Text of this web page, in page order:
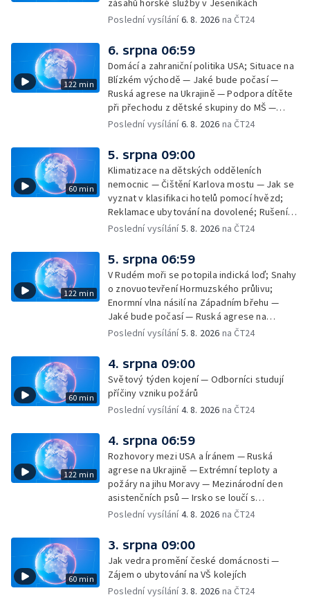
Poslední vysílání6. 8. 2026 na ČT24
122 min
6. srpna 06:59
Domácí a zahraniční politika USA; Situace na
Blízkém východě — Jaké bude počasí —
Ruská agrese na Ukrajině — Podpora dítěte
při přechodu z dětské skupiny do MŠ —
Filmové premiéry týdne — Dvě deci tuše v
rakovinu prsu
Poslední vysílání6. 8. 2026 na ČT24
60 min
5. srpna 09:00
Klimatizace na dětských odděleních
nemocnic — Čištění Karlova mostu — Jak se
vyznat v klasifikaci hotelů pomocí hvězd;
Reklamace ubytování na dovolené; Rušení
dovolené kvůli přírodním živlům; Práva
na dovolené v zahraničí; Platby a výběry na
dovolené v zahraničí — Těžba léčivé rašeliny
u Malé Morávky
Poslední vysílání5. 8. 2026 na ČT24
122 min
5. srpna 06:59
V Rudém moři se potopila indická loď; Snahy
o znovuotevření Hormuzského průlivu;
Enormní vlna násilí na Západním břehu —
Jaké bude počasí — Ruská agrese na
Ukrajině — Vliv veder na lidské orgány — Při
— Třem obcím na Brněnsku dočasně došla
pitná voda — SP v orientačním běhu v Česku
— Horko a požáry sužují Evropu — Rybářský
příměstský tábor
Poslední vysílání5. 8. 2026 na ČT24
60 min
4. srpna 09:00
Světový týden kojení — Odborníci studují
příčiny vzniku požárů
Poslední vysílání4. 8. 2026 na ČT24
122 min
4. srpna 06:59
Rozhovory mezi USA a Íránem — Ruská
agrese na Ukrajině — Extrémní teploty a
požáry na jihu Moravy — Mezinárodní den
asistenčních psů — Irsko se loučí s
hudebníkem Glenem Hansardem
Poslední vysílání4. 8. 2026 na ČT24
60 min
3. srpna 09:00
Jak vedra promění české domácnosti —
Zájem o ubytování na VŠ kolejích
Poslední vysílání3. 8. 2026 na ČT24